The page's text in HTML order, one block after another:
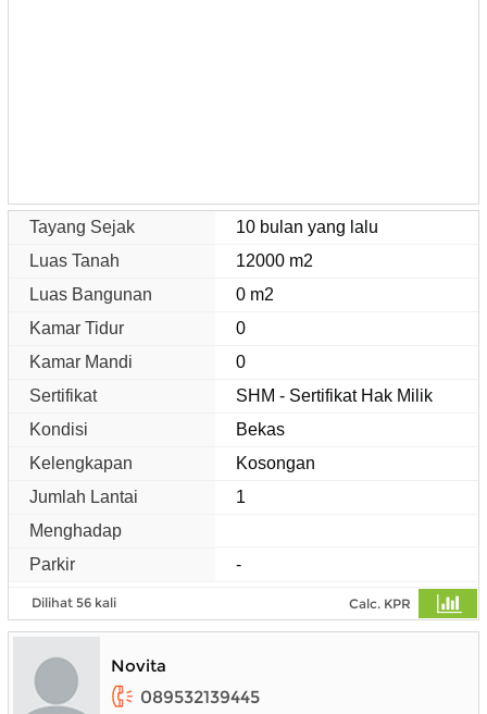
Tayang Sejak
10 bulan yang lalu
Luas Tanah
12000 m2
Luas Bangunan
0 m2
Kamar Tidur
0
Kamar Mandi
0
Sertifikat
SHM - Sertifikat Hak Milik
Kondisi
Bekas
Kelengkapan
Kosongan
Jumlah Lantai
1
Menghadap
Parkir
-
Dilihat 56 kali Calc. KPR
Novita
089532139445